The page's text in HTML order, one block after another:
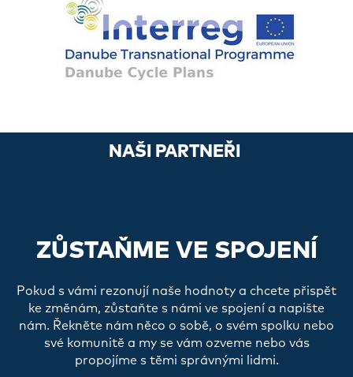
NAŠI PARTNEŘI
ZŮSTAŇME VE SPOJENÍ
Pokud s vámi rezonují naše hodnoty a chcete přispět
ke změnám, zůstaňte s námi ve spojení a napište
nám. Řekněte nám něco o sobě, o svém spolku nebo
své komunitě a my se vám ozveme nebo vás
propojíme s těmi správnými lidmi.